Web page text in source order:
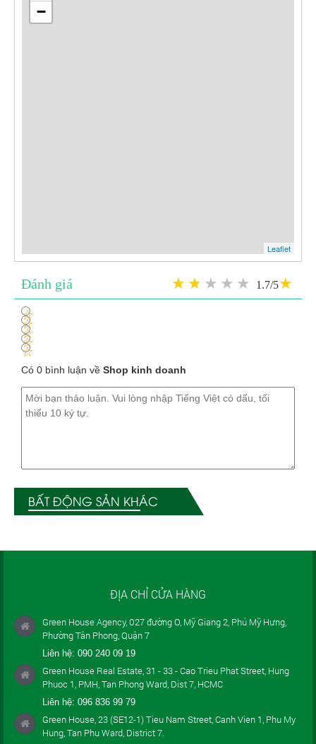
−
Leaflet
Đánh giá 1.7/5
1
2
3
4
5
Có 0 bình luận về Shop kinh doanh
BẤT ĐỘNG SẢN KHÁC
ĐỊA CHỈ CỬA HÀNG
Green House Agency, 027 đường O, Mỹ Giang 2, Phú Mỹ Hưng,
Phường Tân Phong, Quận 7
Liên hệ: 090 240 09 19
Green House Real Estate, 31 - 33 - Cao Trieu Phat Street, Hung
Phuoc 1, PMH, Tan Phong Ward, Dist 7, HCMC
Liên hệ: 096 836 99 79
Green House, 23 (SE12-1) Tieu Nam Street, Canh Vien 1, Phu My
Hung, Tan Phu Ward, District 7.